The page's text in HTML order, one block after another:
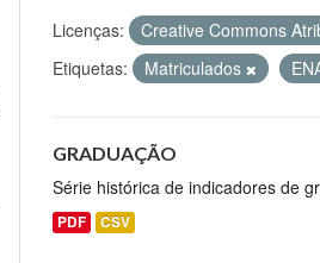
Licenças: Creative Commons
Etiquetas:
Matriculados
GRADUAÇÃO
Série histórica de indicadores de
PDF CSV